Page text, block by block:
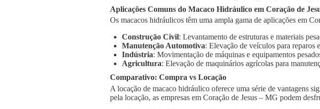
Aplicações Comuns do Macaco Hidráulico em Coração de
Os macacos hidráulicos têm uma ampla gama de aplicações em
Construção Civil: Levantamento de estruturas e materiais
Manutenção Automotiva: Elevação de veículos para reparos
Indústria: Movimentação de máquinas e equipamentos
Agricultura: Elevação de maquinários agrícolas para
Comparativo: Compra vs Locação
A locação de macaco hidráulico oferece uma série de vantagens
pela locação, as empresas em Coração de Jesus – MG podem